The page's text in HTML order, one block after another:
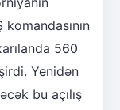
560
Yenidən
bu açılış